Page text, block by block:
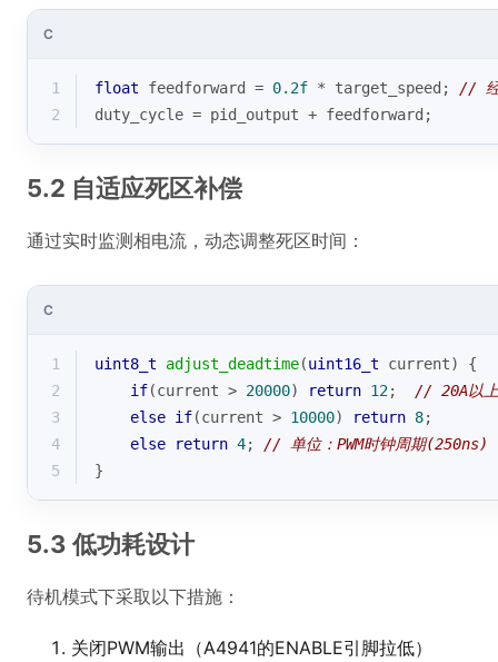
C
1 float feedforward = 0.2f * target_speed; // 经
2
duty_cycle = pid_output + feedforward;
5.2 自适应死区补偿
通过实时监测相电流，动态调整死区时间：
C
1 uint8_t adjust_deadtime(uint16_t current)
{
2
if(current > 20000) return 12; // 20A以上
3
else if(current > 10000) return 8;
4
else return 4; // 单位：PWM时钟周期(250ns)
5
}
5.3 低功耗设计
待机模式下采取以下措施：
关闭PWM输出（A4941的ENABLE引脚拉低）